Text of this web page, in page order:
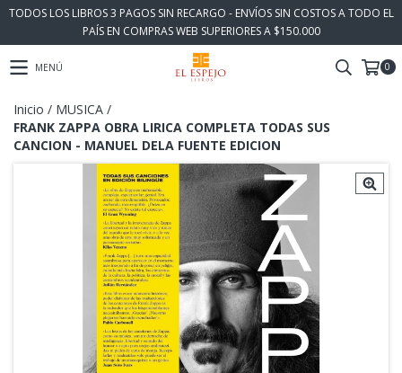
TODOS LOS LIBROS 3 PAGOS SIN RECARGO - ENVÍOS SIN COSTOS A TODO EL
PAÍS EN COMPRAS WEB SUPERIORES A $150.000
MENÚ 0
Inicio / MUSICA /
FRANK ZAPPA OBRA LIRICA COMPLETA TODAS SUS
CANCION - MANUEL DELA FUENTE EDICION